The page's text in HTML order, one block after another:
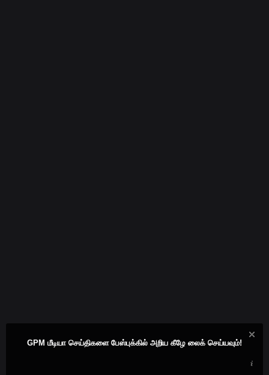
GPM மீடியா செய்திகளை பேஸ்புக்கில் அறிய கீழே லைக் செய்யவும்!